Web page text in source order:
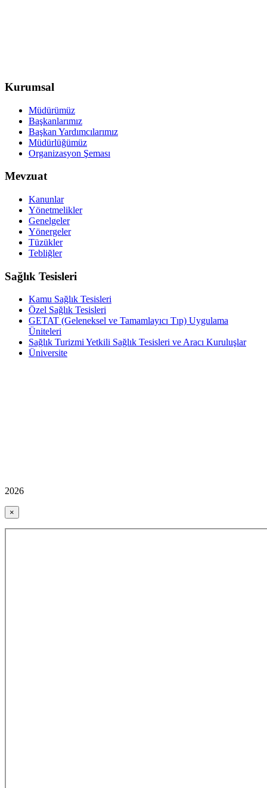
Kurumsal
Müdürümüz
Başkanlarımız
Başkan Yardımcılarımız
Müdürlüğümüz
Organizasyon Şeması
Mevzuat
Kanunlar
Yönetmelikler
Genelgeler
Yönergeler
Tüzükler
Tebliğler
Sağlık Tesisleri
Kamu Sağlık Tesisleri
Özel Sağlık Tesisleri
GETAT (Geleneksel ve Tamamlayıcı Tıp) Uygulama
Üniteleri
Sağlık Turizmi Yetkili Sağlık Tesisleri ve Aracı Kuruluşlar
Üniversite
2026
×